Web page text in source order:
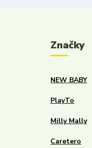
Značky
NEW BABY
PlayTo
Milly Mally
Caretero